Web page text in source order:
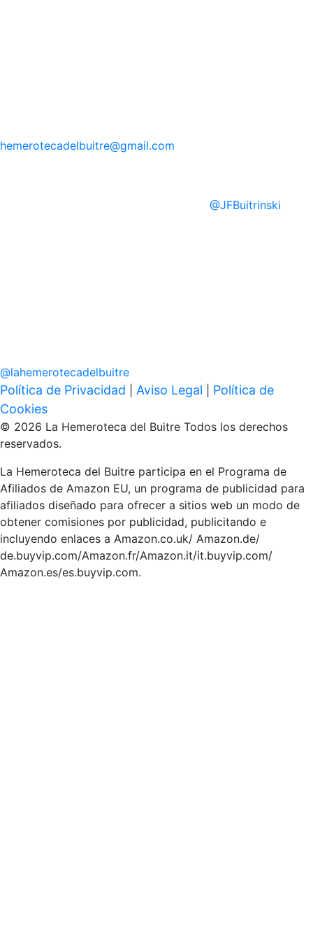
hemerotecadelbuitre@gmail.com
@JFBuitrinski
@lahemerotecadelbuitre
Política de Privacidad Aviso Legal
Política de
Cookies
© 2026 La Hemeroteca del Buitre Todos los derechos
reservados.
La Hemeroteca del Buitre participa en el Programa de
Afiliados de Amazon EU, un programa de publicidad para
afiliados diseñado para ofrecer a sitios web un modo de
obtener comisiones por publicidad, publicitando e
incluyendo enlaces a Amazon.co.uk/ Amazon.de/
de.buyvip.com/Amazon.fr/Amazon.it/it.buyvip.com/
Amazon.es/es.buyvip.com.